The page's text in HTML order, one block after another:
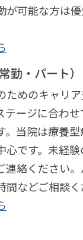
が可能な方は
勤・パート）
ためのキャリ
テージに合わ
。当院は療養
心です。未経
連絡ください
などご相談く